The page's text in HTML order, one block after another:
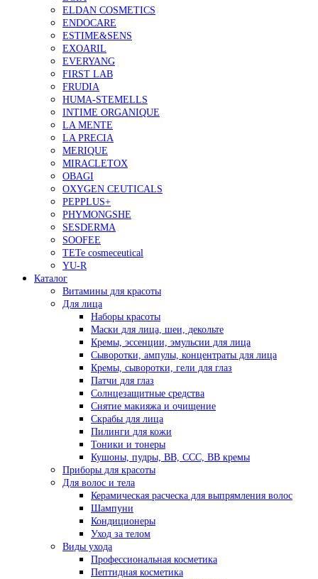
ELDAN COSMETICS
ENDOCARE
ESTIME&SENS
EXOARIL
EVERYANG
FIRST LAB
FRUDIA
HUMA-STEMELLS
INTIME ORGANIQUE
LA MENTE
LA PRECIA
MERIQUE
MIRACLETOX
OBAGI
OXYGEN CEUTICALS
PEPPLUS+
PHYMONGSHE
SESDERMA
SOOFEE
TETe cosmeceutical
YU-R
Каталог
Витамины для красоты
Для лица
Наборы красоты
Маски для лица, шеи, декольте
Кремы, эссенции, эмульсии для лица
Сыворотки, ампулы, концентраты для лица
Кремы, сыворотки, гели для глаз
Патчи для глаз
Солнцезащитные средства
Снятие макияжа и очищение
Скрабы для лица
Пилинги для кожи
Тоники и тонеры
Кушоны, пудры, ВВ, ССС, ВВ кремы
Приборы для красоты
Для волос и тела
Керамическая расческа для выпрямления волос
Шампуни
Кондиционеры
Уход за телом
Виды ухода
Профессиональная косметика
Пептидная косметика